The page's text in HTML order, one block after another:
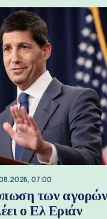
07:00
των αγορών
ο Ελ Εριάν